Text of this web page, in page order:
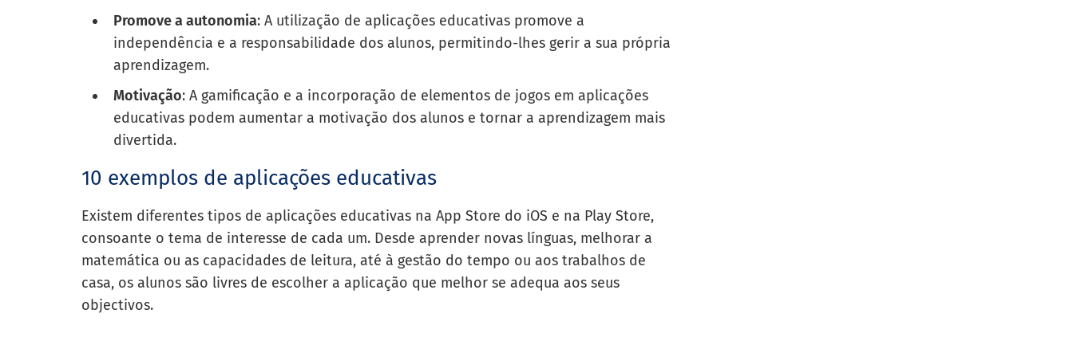
Promove a autonomia: A utilização de aplicações educativas promove a
independência e a responsabilidade dos alunos, permitindo-lhes gerir a sua própria
aprendizagem.
Motivação: A gamificação e a incorporação de elementos de jogos em aplicações
educativas podem aumentar a motivação dos alunos e tornar a aprendizagem mais
divertida.
10 exemplos de aplicações educativas
Existem diferentes tipos de aplicações educativas na App Store do iOS e na Play Store,
consoante o tema de interesse de cada um. Desde aprender novas línguas, melhorar a
matemática ou as capacidades de leitura, até à gestão do tempo ou aos trabalhos de
casa, os alunos são livres de escolher a aplicação que melhor se adequa aos seus
objectivos.